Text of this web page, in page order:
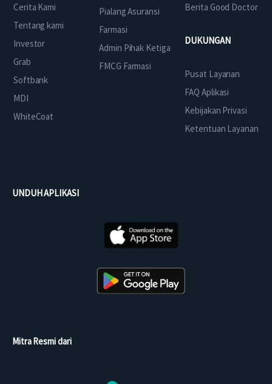
Cerita Kami
Tentang kami
Investor
Grab
Softbank
MDI
WhiteCoat
Pialang Asuransi
Farmasi
Admin Pihak Ketiga
FMCG Farmasi
Berita Good Doctor
DUKUNGAN
Pusat Layanan
FAQ Aplikasi
Kebijakan Privasi
Ketentuan Layanan
UNDUH APLIKASI
Mitra Resmi dari